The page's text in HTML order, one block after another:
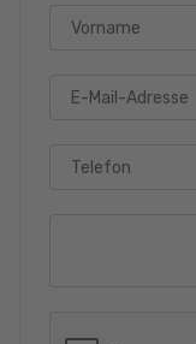
Vorname
E-Mail-Adresse
Telefon